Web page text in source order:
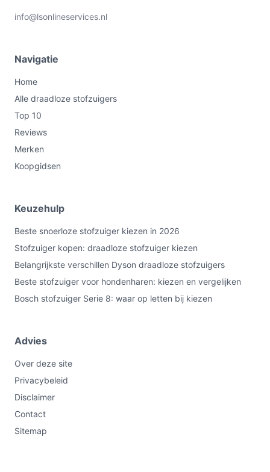
info@lsonlineservices.nl
Navigatie
Home
Alle draadloze stofzuigers
Top 10
Reviews
Merken
Koopgidsen
Keuzehulp
Beste snoerloze stofzuiger kiezen in 2026
Stofzuiger kopen: draadloze stofzuiger kiezen
Belangrijkste verschillen Dyson draadloze stofzuigers
Beste stofzuiger voor hondenharen: kiezen en vergelijken
Bosch stofzuiger Serie 8: waar op letten bij kiezen
Advies
Over deze site
Privacybeleid
Disclaimer
Contact
Sitemap